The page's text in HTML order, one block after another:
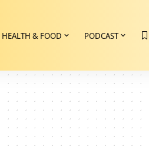
HEALTH & FOOD PODCAST